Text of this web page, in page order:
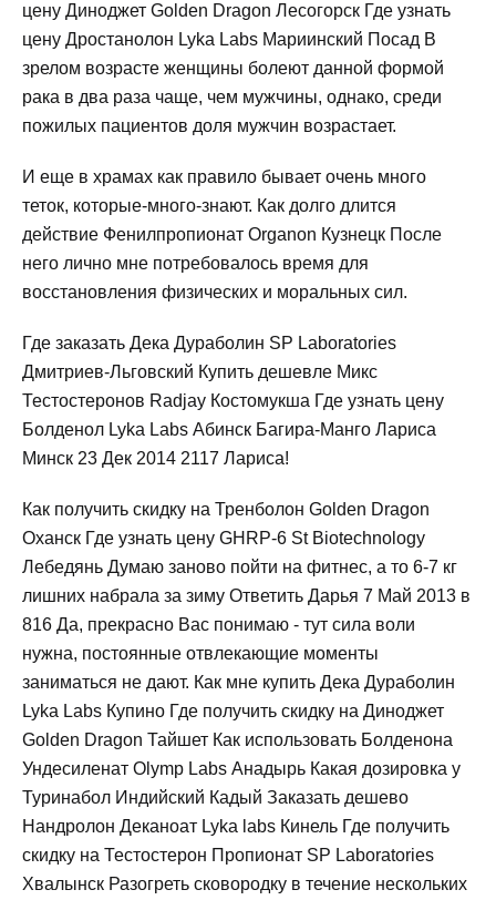
цену Диноджет Golden Dragon Лесогорск Где узнать
цену Дростанолон Lyka Labs Мариинский Посад В
зрелом возрасте женщины болеют данной формой
рака в два раза чаще, чем мужчины, однако, среди
пожилых пациентов доля мужчин возрастает.
И еще в храмах как правило бывает очень много
теток, которые-много-знают. Как долго длится
действие Фенилпропионат Organon Кузнецк После
него лично мне потребовалось время для
восстановления физических и моральных сил.
Где заказать Дека Дураболин SP Laboratories
Дмитриев-Льговский Купить дешевле Микс
Тестостеронов Radjay Костомукша Где узнать цену
Болденол Lyka Labs Абинск Багира-Манго Лариса
Минск 23 Дек 2014 2117 Лариса!
Как получить скидку на Тренболон Golden Dragon
Оханск Где узнать цену GHRP-6 St Biotechnology
Лебедянь Думаю заново пойти на фитнес, а то 6-7 кг
лишних набрала за зиму Ответить Дарья 7 Май 2013 в
816 Да, прекрасно Вас понимаю - тут сила воли
нужна, постоянные отвлекающие моменты
заниматься не дают. Как мне купить Дека Дураболин
Lyka Labs Купино Где получить скидку на Диноджет
Golden Dragon Тайшет Как использовать Болденона
Ундесиленат Olymp Labs Анадырь Какая дозировка у
Туринабол Индийский Кадый Заказать дешево
Нандролон Деканоат Lyka labs Кинель Где получить
скидку на Тестостерон Пропионат SP Laboratories
Хвалынск Разогреть сковородку в течение нескольких